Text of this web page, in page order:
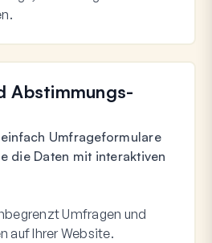
Abstimmungs-
Umfrageformulare
die Daten mit interaktiven
Umfragen und
auf Ihrer Website.